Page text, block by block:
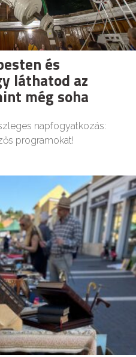
és
láthatod az
még soha
napfogyatkozás:
programokat!